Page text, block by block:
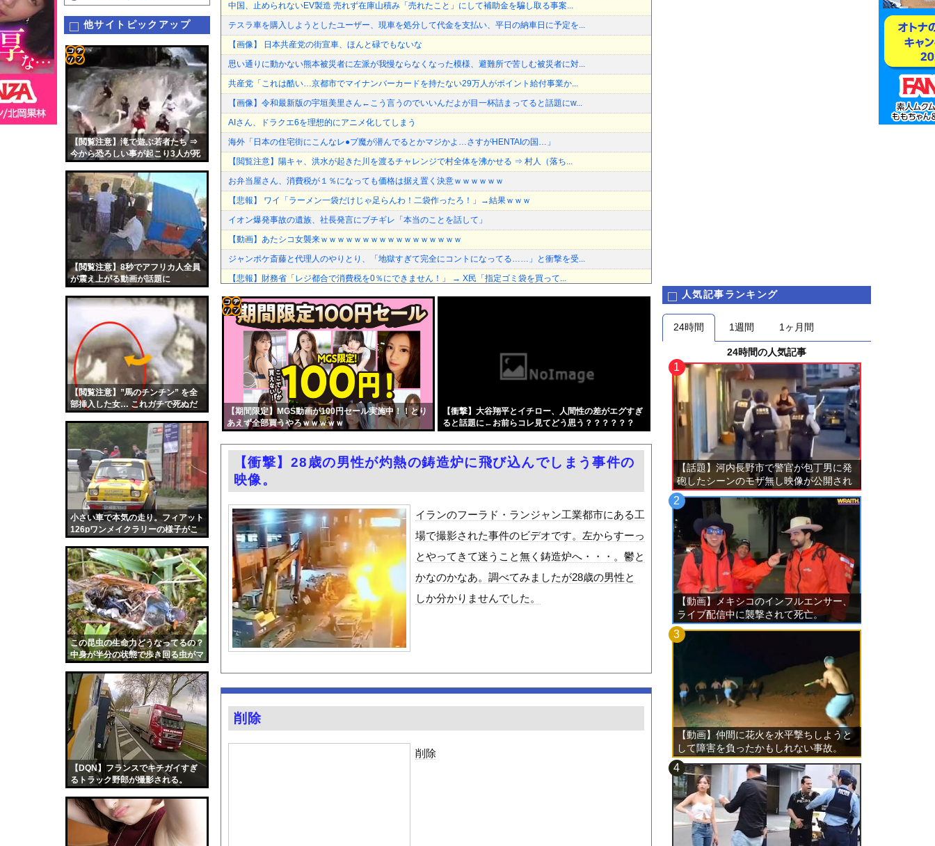
他サイトピックアップ
【閲覧注意】滝で遊ぶ若者たち ⇒
今から恐ろしい事が起こり3人が死
【閲覧注意】8秒でアフリカ人全員
が震え上がる動画が話題に
【閲覧注意】”馬のチンチン” を全
部挿入した女… これガチで死ぬだ
小さい車で本気の走り。フィアット
126pワンメイクラリーの様子がこ
この昆虫の生命力どうなってるの？
中身が半分の状態で歩き回る虫がマ
【DQN】フランスでキチガイすぎ
るトラック野郎が撮影される。
リン
- 固
定リ
ンク
自動
更新
ツー
中国、止められないEV製造 売れず在庫山積み「売れたこと」にして補助金を騙し取る事案...
テスラ車を購入しようとしたユーザー、現車を処分して代金を支払い、平日の納車日に予定を...
【画像】 日本共産党の街宣車、ほんと碌でもないな
思い通りに動かない熊本被災者に左派が我慢ならなくなった模様、避難所で苦しむ被災者に対...
共産党「これは酷い…京都市でマイナンバーカードを持たない29万人がポイント給付事業か...
【画像】令和最新版の宇垣美里さん←こう言うのでいいんだよが目一杯詰まってると話題にw...
AIさん、ドラクエ6を理想的にアニメ化してしまう
海外「日本の住宅街にこんなレ●プ魔が潜んでるとかマジかよ…さすがHENTAIの国…」
【閲覧注意】陽キャ、洪水が起きた川を渡るチャレンジで村全体を沸かせる ⇒ 村人（落ち...
お弁当屋さん、消費税が１％になっても価格は据え置く決意ｗｗｗｗｗｗ
【悲報】 ワイ「ラーメン一袋だけじゃ足らんわ！二袋作ったろ！」→結果ｗｗｗ
イオン爆発事故の遺族、社長発言にブチギレ「本当のことを話して」
【動画】あたシコ女襲来ｗｗｗｗｗｗｗｗｗｗｗｗｗｗｗｗｗ
ジャンポケ斎藤と代理人のやりとり、「地獄すぎて完全にコントになってる……」と衝撃を受...
【悲報】財務省「レジ都合で消費税を0％にできません！」 → X民「指定ゴミ袋を買って...
【悲報】今度はシャインマスカット約400房が果樹園から盗まれる 参議院議員「日本人で...
【悲報】最近の漫画出版社、どこの会社もマジでやばいwwwww
】「ゾンビたばこ売人」と肩組みショット「小園海斗」に注がれる“厳しい視線” 「...
石破茂前総理「ウクライナが核放棄しなければロシア侵攻しなかった」！
ミツオカ、新型スポーツカーのティザー画像「第3弾」を公開！
「THE NORTH FACE」の人気が低下・・・
中居正広（無職）、熊本に多額の寄付していた。知人「誰にも知られなくてもいい、と公表し...
【悲報】円安容認派「円安は輸出が伸びで日本経済ホクホク！」⇒ 世界に売る物が無さすぎ...
エロ漫画『どんなお願いでも聞いてくれる同級生と付き合ったら脳みそ破壊されたお話』をr...
【第4弾】FANZA「50％OFFキャンペーン」開催！人気の最新作・AVデビュー作品...
FANZAが夏のAV50％OFFセールを開催 part4
渡邊渚さん「私がPTSDと診断された当時、世間はまだPTSDという言葉は浸透されてい...
職場の人妻と不倫をして、ついに、、、
中国「台風接近！」台風13号「三峡直撃予測」中国「上流大洪水！（三峡上流」中国都市「...
韓国国会、サッカー前代表監督を追及「なぜ負けたのか」
日本旅行キャンセルすべきか…1万年ぶり史上最大級の火山の兆し＝韓国の反応
うちのネコが目の前にいた。私が上に物を投げるフリをする → 猫はこうなります…
【驚愕】SNSで異性とやりとり《不倫》になる？→既婚男女の約7割がまさかの『こう』回...
【動画】韓国アイドルさん、エロさが限界点を超えてしまう
一般人を遥かに超えた最高のIcupを持つ超一般人がAVデビュー！！
熊本地震で居酒屋から温泉が湧き出るｗｗｗｗｗ
【昆虫食】食用コオロギビジネスで破産したグリラス社長 みんなにコオロギ食を広める為に...
二郎ってニンニク要らんよな
【期間限定】MGS動画が100円セール実施中！！とり
あえず全部買うやろｗｗｗｗｗ
【衝撃】大谷翔平とイチロー、人間性の差がエグすぎ
ると話題に←お前らコレ見てどう思う？？？？？？
コテ
ンク
自動
更新
【衝撃】28歳の男性が灼熱の鋳造炉に飛び込んでしまう事件の
映像。
イランのフーラド・ランジャン工業都市にある工
場で撮影された事件のビデオです。左からすーっ
とやってきて迷うこと無く鋳造炉へ・・・。鬱と
かなのかなあ。調べてみましたが28歳の男性と
しか分かりませんでした。
削除
削除
人気記事ランキング
24時間 1週間 1ヶ月間
24時間の人気記事
【話題】河内長野市で警官が包丁男に発
砲したシーンのモザ無し映像が公開され
る。
【動画】メキシコのインフルエンサー、
ライブ配信中に襲撃されて死亡。
【動画】仲間に花火を水平撃ちしようと
して障害を負ったかもしれない事故。